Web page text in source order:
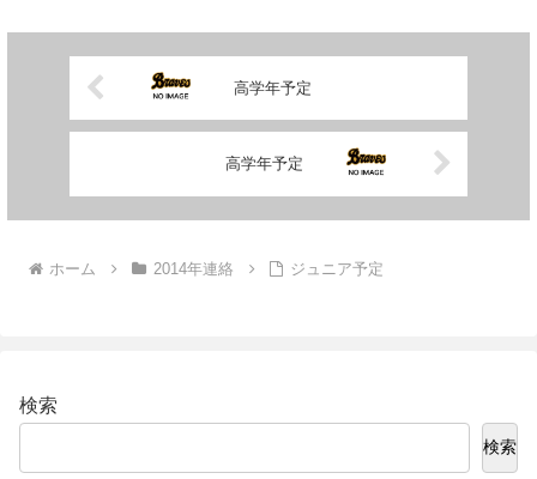
高学年予定
高学年予定
ホーム 2014年連絡 ジュニア予定
検索
検索